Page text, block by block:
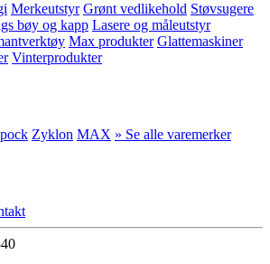
Merkeutstyr Grønt vedlikehold Støvsugere
bøy og kapp Lasere og måleutstyr
Max produkter Glattemaskiner
Vinterprodukter
Zyklon MAX » Se alle varemerker